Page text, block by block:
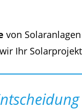
von Solaranlagen
Ihr Solarprojekt